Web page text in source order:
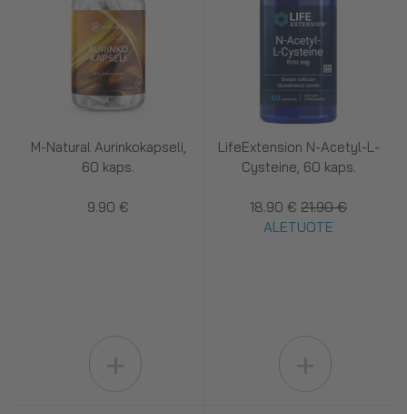
M-Natural Aurinkokapseli,
60 kaps.
9.90 €
LifeExtension N-Acetyl-L-
Cysteine, 60 kaps.
18.90 € 21.90 €
ALETUOTE